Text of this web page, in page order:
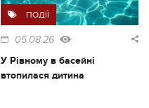
ПОДІЇ
05.08.26
У Рівному в басейні
втопилася дитина